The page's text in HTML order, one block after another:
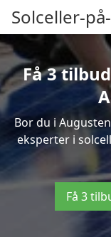
Solceller-
Få 3
Bor du i
eksperter i
Få 3